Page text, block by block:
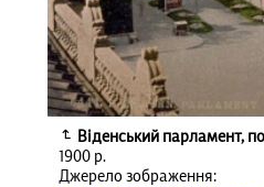
Віденський парламент,
1900 р.
Джерело зображення: